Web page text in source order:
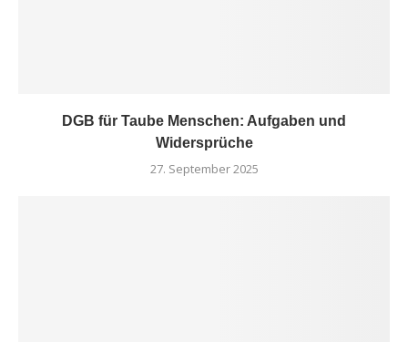
DGB für Taube Menschen: Aufgaben und
Widersprüche
27. September 2025